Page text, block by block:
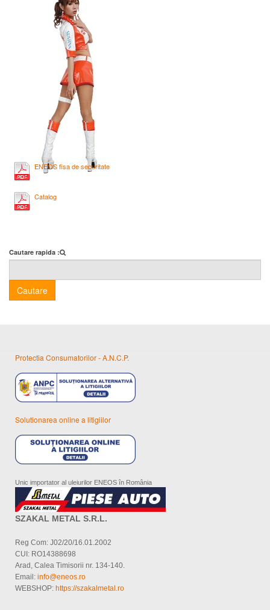
ENEOS fisa de securitate
Catalog
Cautare rapida :
Cautare
Protectia Consumatorilor - A.N.C.P.
Solutionarea online a litigiilor
Unic importator al uleiurilor ENEOS în România
SZAKAL METAL S.R.L.
Reg Com: J02/20/16.01.2002
CUI: RO14388698
Arad, Calea Timisorii nr. 134-140.
Email: info@eneos.ro
WEBSHOP: https://szakalmetal.ro